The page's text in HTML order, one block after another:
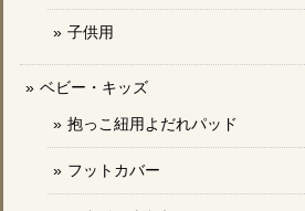
子供用
ベビー・キッズ
抱っこ紐用よだれパッド
フットカバー